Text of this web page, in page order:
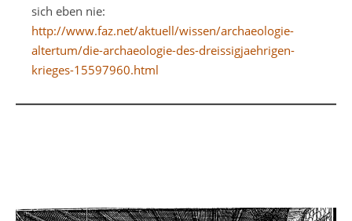
sich eben nie:
http://www.faz.net/aktuell/wissen/archaeologie-
altertum/die-archaeologie-des-dreissigjaehrigen-
krieges-15597960.html